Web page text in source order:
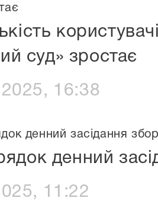
суд» зростає
16:38
денний засідання
денний
11:22